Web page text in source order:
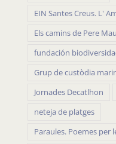
EIN Santes Creus. L'
Els camins de Pere
fundación
Grup de custòdia
Jornades Decatlhon
neteja de platges
Paraules. Poemes per